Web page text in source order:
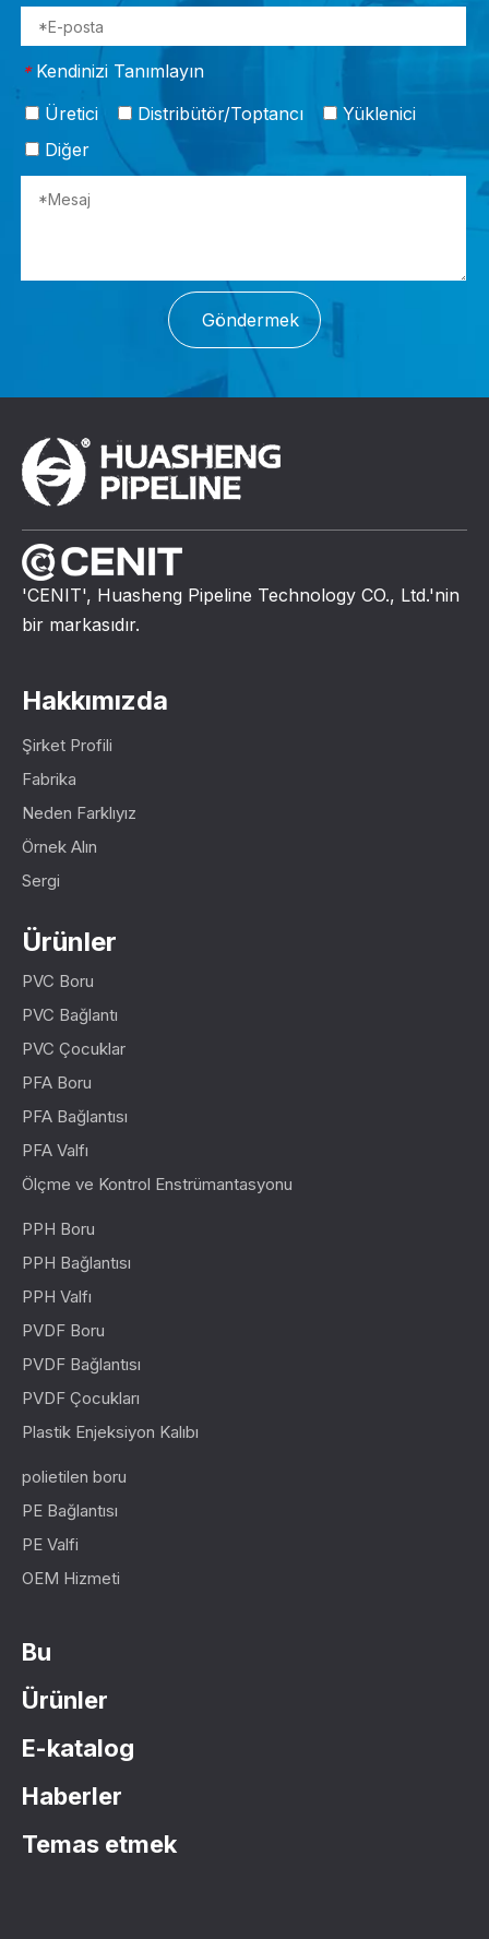
* Kendinizi Tanımlayın
Üretici
Distribütör/Toptancı
Yüklenici
Diğer
Göndermek
'CENIT', Huasheng Pipeline Technology CO., Ltd.'nin
bir markasıdır.
Hakkımızda
Şirket Profili
Fabrika
Neden Farklıyız
Örnek Alın
Sergi
Ürünler
PVC Boru
PVC Bağlantı
PVC Çocuklar
PFA Boru
PFA Bağlantısı
PFA Valfı
Ölçme ve Kontrol Enstrümantasyonu
PPH Boru
PPH Bağlantısı
PPH Valfı
PVDF Boru
PVDF Bağlantısı
PVDF Çocukları
Plastik Enjeksiyon Kalıbı
polietilen boru
PE Bağlantısı
PE Valfi
OEM Hizmeti
Bu
Ürünler
E-katalog
Haberler
Temas etmek